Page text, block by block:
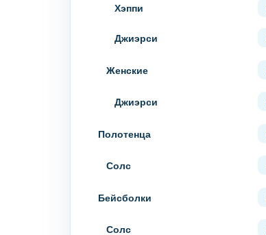
Хэппи
Джиэрси
Женские
Джиэрси
Полотенца
Солс
Бейсболки
Солс